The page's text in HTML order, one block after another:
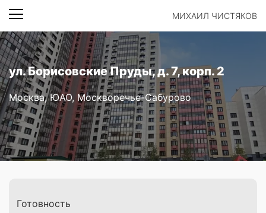
МИХАИЛ ЧИСТЯКОВ
ул. Борисовские Пруды, д. 7, корп. 2
Москва, ЮАО, Москворечье-Сабурово
Готовность